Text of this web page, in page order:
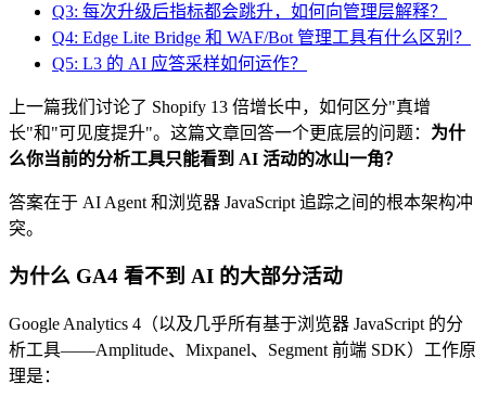
Q3: 每次升级后指标都会跳升，如何向管理层解释？
Q4: Edge Lite Bridge 和 WAF/Bot 管理工具有什么区别？
Q5: L3 的 AI 应答采样如何运作？
上一篇我们讨论了 Shopify 13 倍增长中，如何区分"真增
长"和"可见度提升"。这篇文章回答一个更底层的问题： 为什
么你当前的分析工具只能看到 AI 活动的冰山一角？
答案在于 AI Agent 和浏览器 JavaScript 追踪之间的根本架构冲
突。
为什么 GA4 看不到 AI 的大部分活动
Google Analytics 4（以及几乎所有基于浏览器 JavaScript 的分
析工具——Amplitude、Mixpanel、Segment 前端 SDK）工作原
理是：